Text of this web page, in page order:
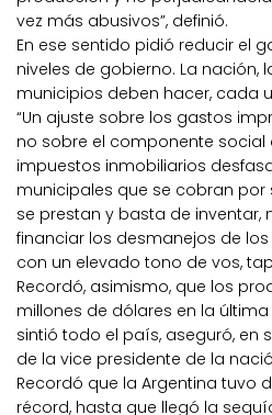
vez más abusivos”, definió.
En ese sentido pidió reducir el
niveles de gobierno. La nación,
municipios deben hacer, cada
“Un ajuste sobre los gastos
no sobre el componente social
impuestos inmobiliarios
municipales que se cobran por
se prestan y basta de inventar,
financiar los desmanejos de los
con un elevado tono de vos,
Recordó, asimismo, que los
millones de dólares en la
sintió todo el país, aseguró, en
de la vice presidente de la
Recordó que la Argentina tuvo
récord, hasta que llegó la